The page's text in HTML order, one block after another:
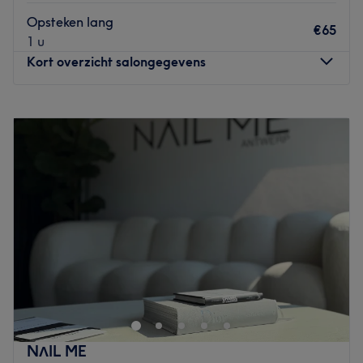
Opsteken lang
1 u
€65
Kort overzicht salongegevens
09:00 –17:00
Zondag
–
Hairtalk Corner, gelegen in Berchem, is een stijlvolle
barbershop waar vakmanschap en een relaxte sfeer
samenkomen. Hier draait alles om precisie, persoonlijke
service en het creëren van een look die perfect bij je past.
Van strakke fades tot klassieke snits — bij Hairtalk Corner
krijgt elke klant de aandacht die hij verdient.
NΛIL ME